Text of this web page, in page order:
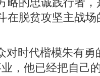
山银山 壮阔东方潮 奋进新
赶超、奋勇争先 2018迪
不忘初心继续前进 迪
在脱贫攻坚主战场
时代楷模朱有勇
，他已经把自己